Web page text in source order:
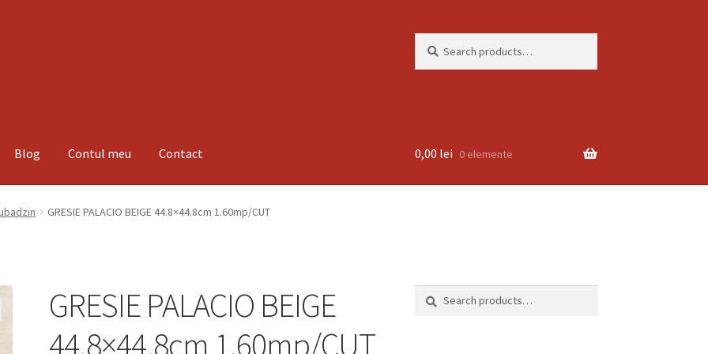
for:
Blog Contul meu Contact
noiInformatiiMagazin Plată
0,00 lei 0 elemente
GRESIE PALACIO BEIGE 44.8×44.8cm 1.60mp/CUT
GRESIE PALACIO BEIGE
44.8×44.8cm 1.60mp/CUT
Search
Search